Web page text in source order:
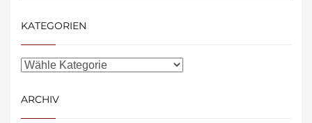
KATEGORIEN
ARCHIV